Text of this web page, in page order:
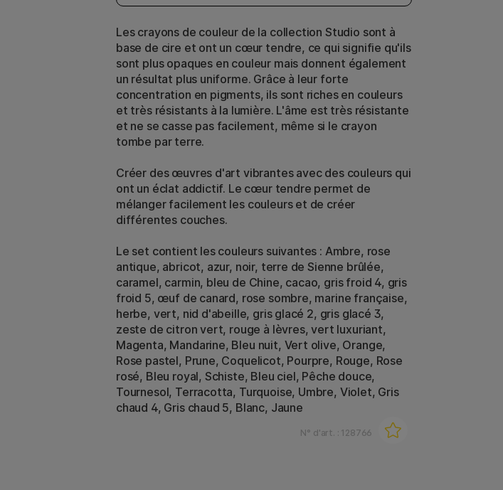
Les crayons de couleur de la collection Studio sont à
base de cire et ont un cœur tendre, ce qui signifie qu'ils
sont plus opaques en couleur mais donnent également
un résultat plus uniforme. Grâce à leur forte
concentration en pigments, ils sont riches en couleurs
et très résistants à la lumière. L'âme est très résistante
et ne se casse pas facilement, même si le crayon
tombe par terre.
Créer des œuvres d'art vibrantes avec des couleurs qui
ont un éclat addictif. Le cœur tendre permet de
mélanger facilement les couleurs et de créer
différentes couches.
Le set contient les couleurs suivantes : Ambre, rose
antique, abricot, azur, noir, terre de Sienne brûlée,
caramel, carmin, bleu de Chine, cacao, gris froid 4, gris
froid 5, œuf de canard, rose sombre, marine française,
herbe, vert, nid d'abeille, gris glacé 2, gris glacé 3,
zeste de citron vert, rouge à lèvres, vert luxuriant,
Magenta, Mandarine, Bleu nuit, Vert olive, Orange,
Rose pastel, Prune, Coquelicot, Pourpre, Rouge, Rose
rosé, Bleu royal, Schiste, Bleu ciel, Pêche douce,
Tournesol, Terracotta, Turquoise, Umbre, Violet, Gris
chaud 4, Gris chaud 5, Blanc, Jaune
N° d'art. : 128766